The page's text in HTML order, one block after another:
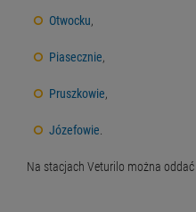
Otwocku,
Piasecznie,
Pruszkowie,
Józefowie.
Na stacjach Veturilo można